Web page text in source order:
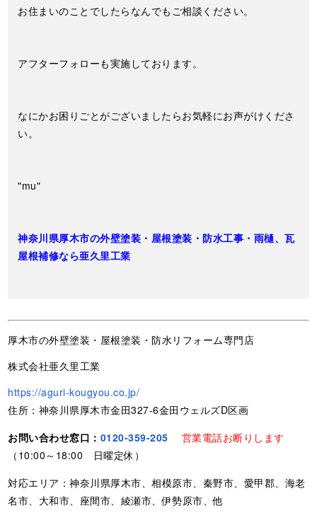
お住まいのことでしたらなんでもご相談ください。
アフターフォローも実施しております。
なにかお困りごとがございましたらお気軽にお声がけくださ
い。
"mu"
神奈川県厚木市の外壁塗装・屋根塗装・防水工事・雨樋、瓦
屋根補修なら亜久里工業
厚木市の外壁塗装・屋根塗装・防水リフォーム専門店
株式会社亜久里工業
https://aguri-kougyou.co.jp/
住所：神奈川県厚木市金田327-6金田ウェルズD区画
お問い合わせ窓口： 0120-359-205
営業電話お断りします
（10:00～18:00 日曜定休）
対応エリア：神奈川県厚木市、相模原市、秦野市、愛甲郡、海老
名市、大和市、座間市、綾瀬市、伊勢原市、他